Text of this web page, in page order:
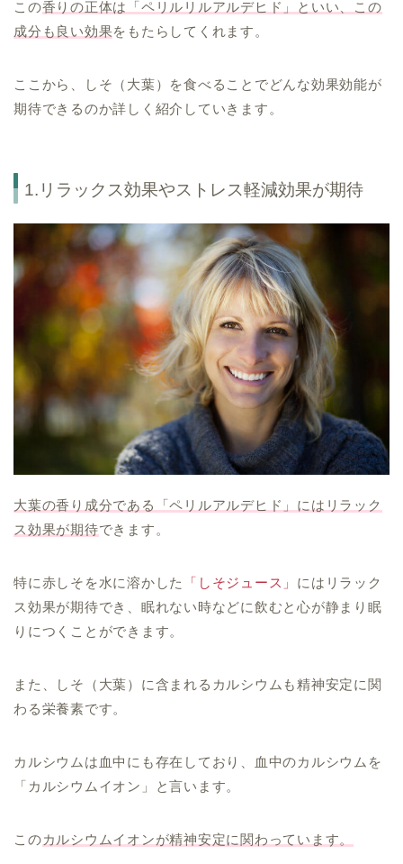
この香りの正体は「ペリルリルアルデヒド」といい、この
成分も良い効果をもたらしてくれます。
ここから、しそ（大葉）を食べることでどんな効果効能が
期待できるのか詳しく紹介していきます。
1.リラックス効果やストレス軽減効果が期待
大葉の香り成分である「ペリルアルデヒド」にはリラック
ス効果が期待できます。
特に赤しそを水に溶かした 「しそジュース」 にはリラック
ス効果が期待でき、眠れない時などに飲むと心が静まり眠
りにつくことができます。
また、しそ（大葉）に含まれるカルシウムも精神安定に関
わる栄養素です。
カルシウムは血中にも存在しており、血中のカルシウムを
「カルシウムイオン」と言います。
このカルシウムイオンが精神安定に関わっています。